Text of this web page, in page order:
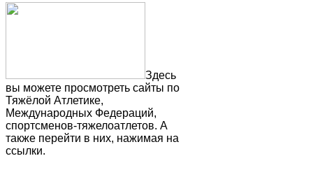
Здесь
вы можете просмотреть сайты по
Тяжёлой Атлетике,
Международных Федераций,
спортсменов-тяжелоатлетов. А
также перейти в них, нажимая на
ссылки.